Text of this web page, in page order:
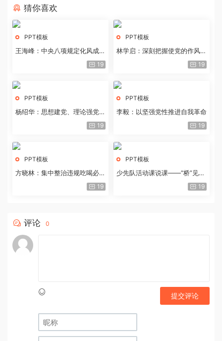
猜你喜欢
PPT模板
王海峰：中央八项规定化风成俗
19
PPT模板
林学启：深刻把握使党的作风全
19
PPT模板
杨绍华：思想建党、理论强党的
19
PPT模板
李毅：以坚强党性推进自我革命
19
PPT模板
方晓林：集中整治违规吃喝必须
19
PPT模板
少先队活动课说课——“桥”见中
19
评论 0
提交评论